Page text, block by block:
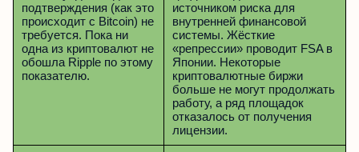
подтверждения (как это
происходит с Bitcoin) не
требуется. Пока ни
одна из криптовалют не
обошла Ripple по этому
показателю.
источником риска для
внутренней финансовой
системы. Жёсткие
«репрессии» проводит FSA в
Японии. Некоторые
криптовалютные биржи
больше не могут продолжать
работу, а ряд площадок
отказалось от получения
лицензии.